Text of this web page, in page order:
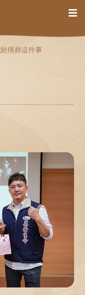
殯葬這件事